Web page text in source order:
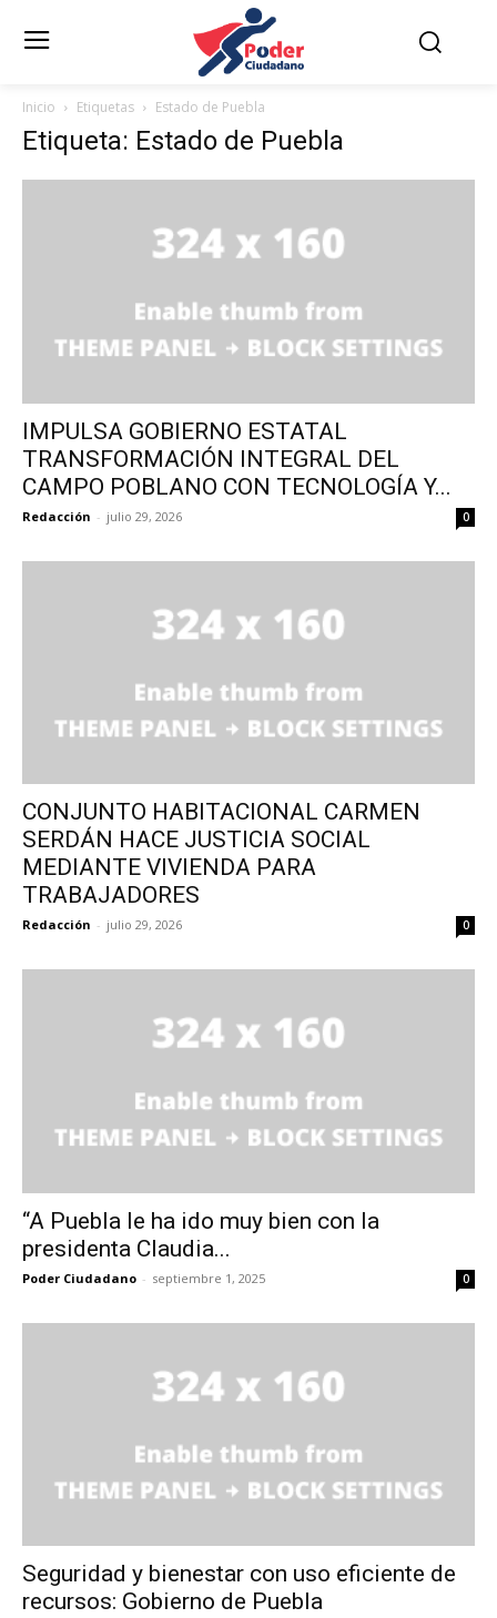
Inicio Etiquetas Estado de Puebla
Etiqueta: Estado de Puebla
IMPULSA GOBIERNO ESTATAL
TRANSFORMACIÓN INTEGRAL DEL
CAMPO POBLANO CON TECNOLOGÍA Y...
Redacción - julio 29, 2026 0
CONJUNTO HABITACIONAL CARMEN
SERDÁN HACE JUSTICIA SOCIAL
MEDIANTE VIVIENDA PARA
TRABAJADORES
Redacción - julio 29, 2026 0
“A Puebla le ha ido muy bien con la
presidenta Claudia...
Poder Ciudadano - septiembre 1, 2025 0
Seguridad y bienestar con uso eficiente de
recursos: Gobierno de Puebla